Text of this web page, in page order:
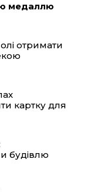
медаллю
отримати
картку для
будівлю